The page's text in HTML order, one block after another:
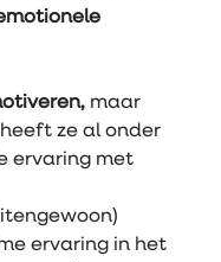
maar
heeft ze al onder
ervaring met
ervaring in het